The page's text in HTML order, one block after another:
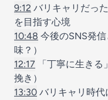
9:12 バリキャリだっ
を目指す心境
10:48 今後のSNS発
味？）
12:17 「丁寧に生き
挽き）
13:30 バリキャリ時